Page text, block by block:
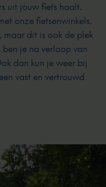
uit jouw fiets haalt.
onze fietsenwinkels.
maar dit is ook de plek
je na verloop van
dan kun je weer bij
vast en vertrouwd